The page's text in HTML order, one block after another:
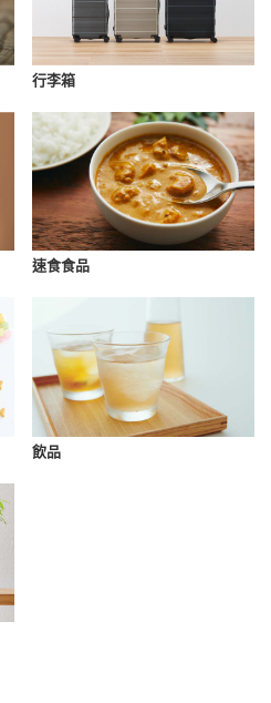
行李箱
速食食品
飲品